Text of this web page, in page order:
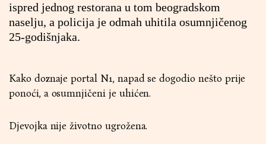
ispred jednog restorana u tom beogradskom
naselju, a policija je odmah uhitila osumnjičenog
25-godišnjaka.
Kako doznaje portal N1, napad se dogodio nešto prije
ponoći, a osumnjičeni je uhićen.
Djevojka nije životno ugrožena.